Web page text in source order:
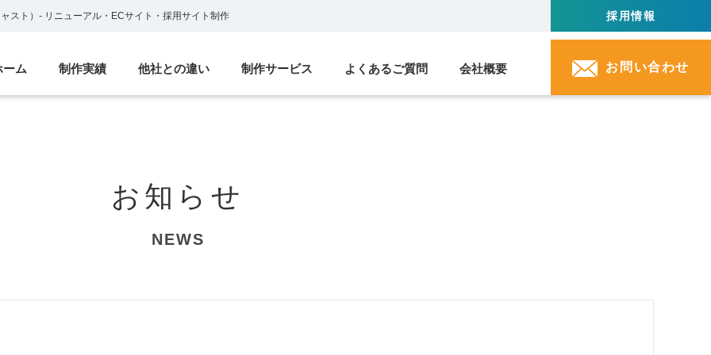
スト）- リニューアル・ECサイト・採用サイト制作
ーム 制作実績 他社との違い 制作サービス よくあるご質問 会社概要
採用情報
お問い合わせ
お知らせ
NEWS